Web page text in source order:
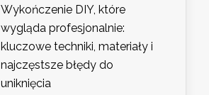
Wykończenie DIY, które
wygląda profesjonalnie:
kluczowe techniki, materiały i
najczęstsze błędy do
uniknięcia